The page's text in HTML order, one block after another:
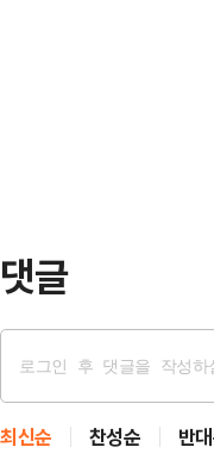
댓글
최신순 찬성순 반